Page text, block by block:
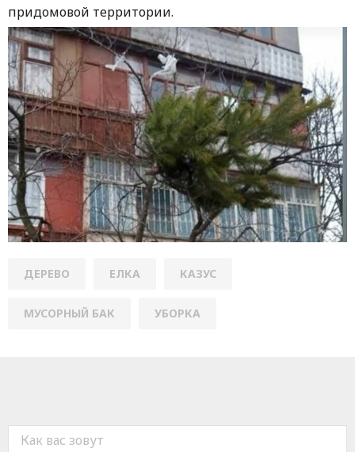
придомовой территории.
ДЕРЕВО ЕЛКА КАЗУС
МУСОРНЫЙ БАК УБОРКА